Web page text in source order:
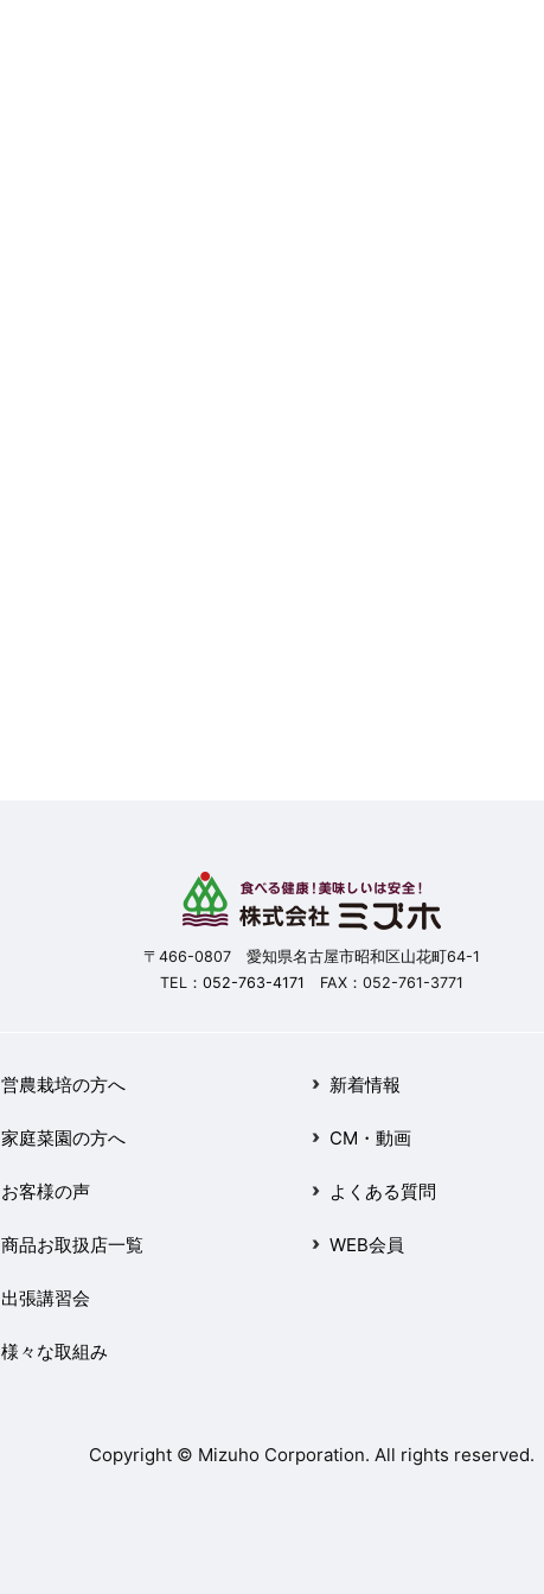
〒466-0807 愛知県名古屋市昭和区山花町64-1
TEL： 052-763-4171 FAX：052-761-3771
営農栽培の方へ
家庭菜園の方へ
お客様の声
商品お取扱店一覧
出張講習会
様々な取組み
新着情報
CM・動画
よくある質問
WEB会員
Copyright © Mizuho Corporation. All rights reserved.